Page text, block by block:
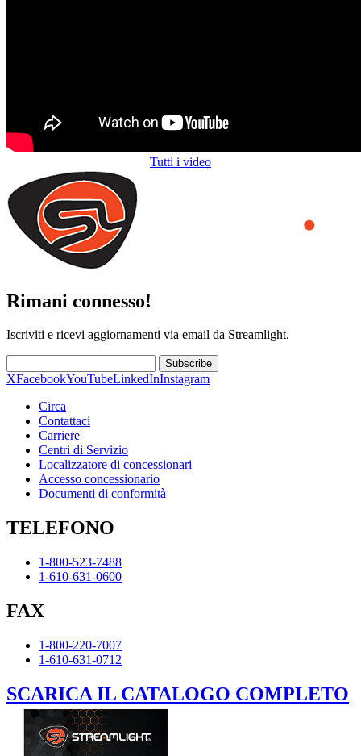
Tutti i video
Rimani connesso!
Iscriviti e ricevi aggiornamenti via email da Streamlight.
Subscribe
XFacebookYouTubeLinkedInInstagram
Circa
Contattaci
Carriere
Centri di Servizio
Localizzatore di concessionari
Accesso concessionario
Documenti di conformità
TELEFONO
1-800-523-7488
1-610-631-0600
FAX
1-800-220-7007
1-610-631-0712
SCARICA IL CATALOGO COMPLETO